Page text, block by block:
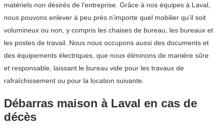
matériels non désirés de l’entreprise. Grâce à nos équipes à Laval,
nous pouvons enlever à peu près n’importe quel mobilier qu’il soit
volumineux ou non, y compris les chaises de bureau, les bureaux et
les postes de travail. Nous nous occupons aussi des documents et
des équipements électriques, que nous éliminons de manière sûre
et responsable, laissant le bureau vide pour les travaux de
rafraîchissement ou pour la location suivante.
Débarras maison à Laval en cas de
décès